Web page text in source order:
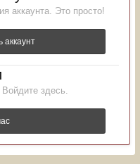
аккаунта. Это просто!
аккаунт
здесь.